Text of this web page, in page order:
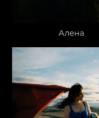
Алена